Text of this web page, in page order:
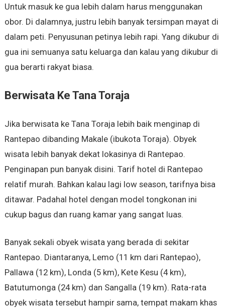
Untuk masuk ke gua lebih dalam harus menggunakan
obor. Di dalamnya, justru lebih banyak tersimpan mayat di
dalam peti. Penyusunan petinya lebih rapi. Yang dikubur di
gua ini semuanya satu keluarga dan kalau yang dikubur di
gua berarti rakyat biasa.
Berwisata Ke Tana Toraja
Jika berwisata ke Tana Toraja lebih baik menginap di
Rantepao dibanding Makale (ibukota Toraja). Obyek
wisata lebih banyak dekat lokasinya di Rantepao.
Penginapan pun banyak disini. Tarif hotel di Rantepao
relatif murah. Bahkan kalau lagi low season, tarifnya bisa
ditawar. Padahal hotel dengan model tongkonan ini
cukup bagus dan ruang kamar yang sangat luas.
Banyak sekali obyek wisata yang berada di sekitar
Rantepao. Diantaranya, Lemo (11 km dari Rantepao),
Pallawa (12 km), Londa (5 km), Kete Kesu (4 km),
Batutumonga (24 km) dan Sangalla (19 km). Rata-rata
obyek wisata tersebut hampir sama, tempat makam khas